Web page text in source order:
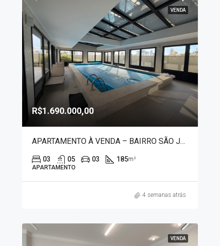
VENDA
R$1.690.000,00
APARTAMENTO À VENDA – BAIRRO SÃO JOSÉ 3995
03 05 03 185m²
APARTAMENTO
4 semanas atrás
VENDA